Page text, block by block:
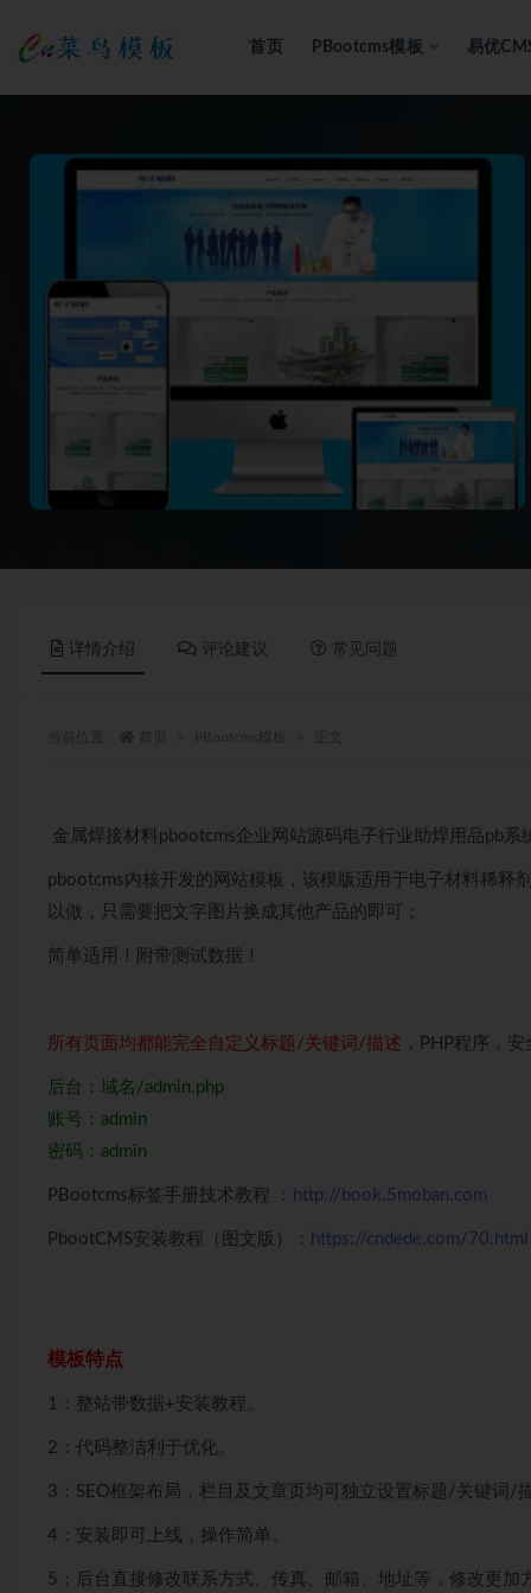
首页 PBootcms模板 易优
详情介绍 评论建议 常见问题
金属焊接材料pbootcms企业网站源码电子行业助焊用品pb系
pbootcms内核开发的网站模板，该模版适用于电子材料稀释
以做，只需要把文字图片换成其他产品的即可；
简单适用！附带测试数据！
所有页面均都能完全自定义标题/关键词/描述 ，PHP程序，
后台：域名/admin.php
账号：admin
密码：admin
PBootcms标签手册技术教程 ： http://book.5moban.com
PbootCMS安装教程（图文版）： https://cndede.com/70.html
模板特点
1：整站带数据+安装教程。
2：代码整洁利于优化。
3：SEO框架布局，栏目及文章页均可独立设置标题/关键词/
4：安装即可上线，操作简单。
5：后台直接修改联系方式、传真、邮箱、地址等，修改更加